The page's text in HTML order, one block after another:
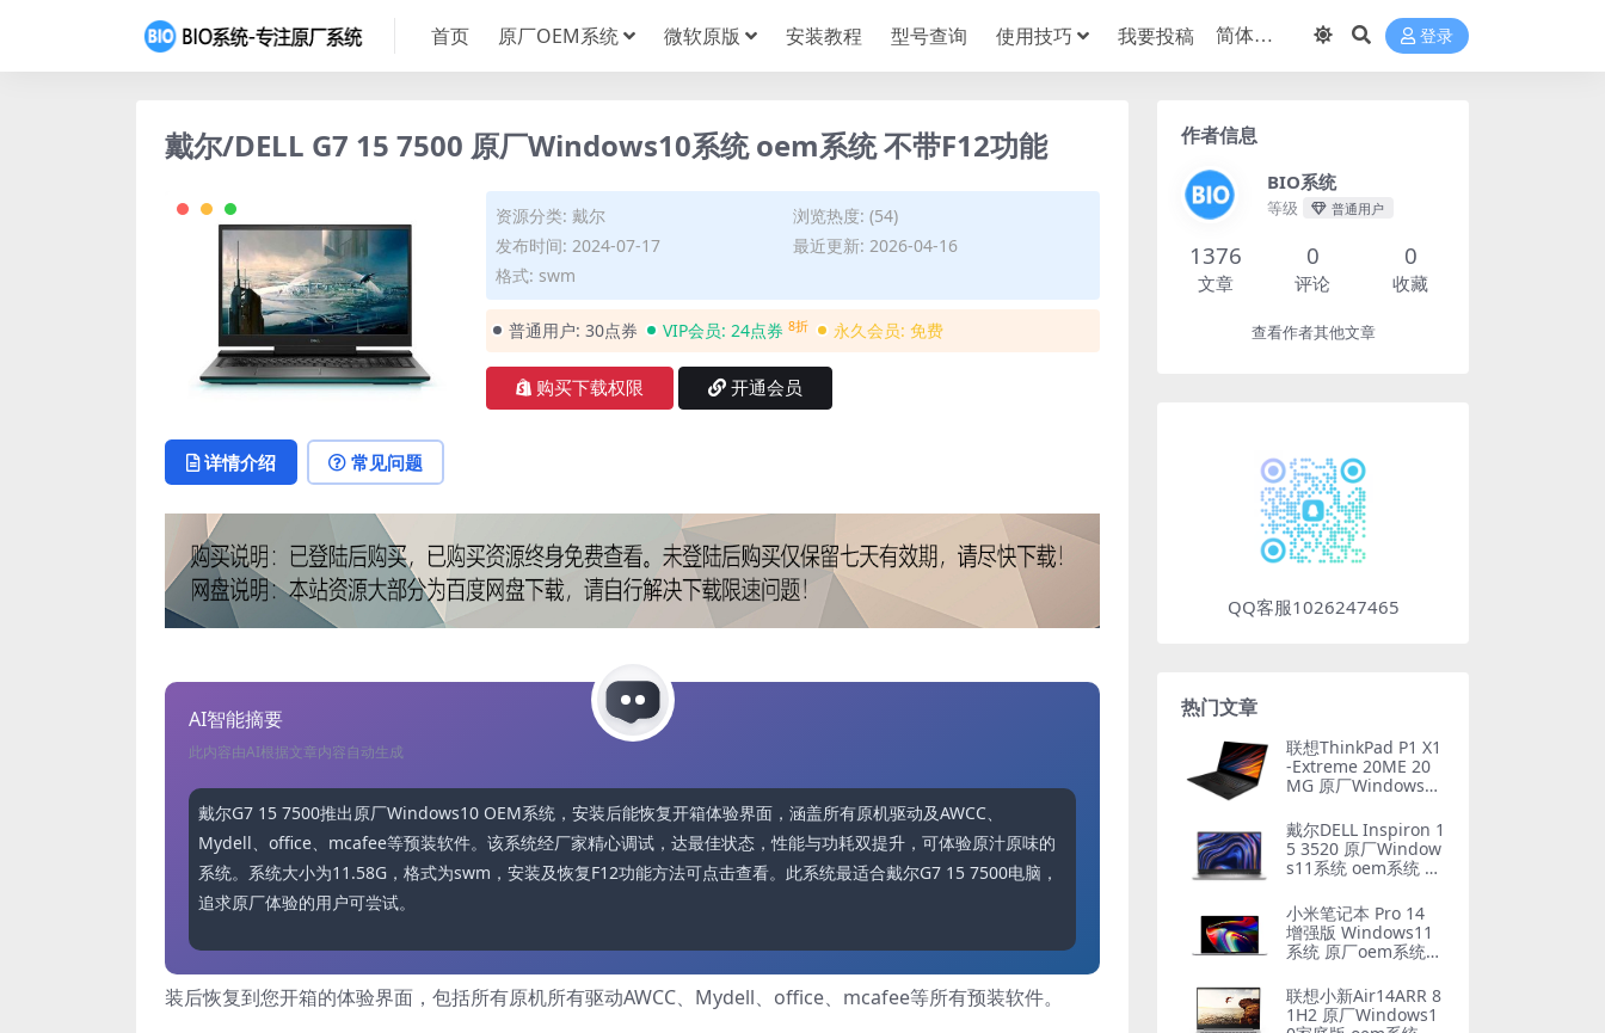
首页 原厂OEM系统 微软原版 安装教程 型号查询 使用技巧 我要投稿 登录
戴尔/DELL G7 15 7500 原厂Windows10系统 oem系统 不带F12功能
资源分类: 戴尔
浏览热度: (54)
发布时间: 2024-07-17
最近更新: 2026-04-16
格式: swm
普通用户: 30点券 VIP会员: 24点券 8折 永久会员: 免费
购买下载权限 开通会员
详情介绍 常见问题
AI智能摘要
此内容由AI根据文章内容自动生成
戴尔G7 15 7500推出原厂Windows10 OEM系统，安装后能恢复开箱体验界面，涵盖所有原机驱动及AWCC、
Mydell、office、mcafee等预装软件。该系统经厂家精心调试，达最佳状态，性能与功耗双提升，可体验原汁原味的
系统。系统大小为11.58G，格式为swm，安装及恢复F12功能方法可点击查看。此系统最适合戴尔G7 15 7500电脑，
追求原厂体验的用户可尝试。
装后恢复到您开箱的体验界面，包括所有原机所有驱动AWCC、Mydell、office、mcafee等所有预装软件。
作者信息
BIO系统
等级 普通用户
1376
文章
0
评论
0
收藏
查看作者其他文章
QQ客服1026247465
热门文章
联想ThinkPad P1 X1
-Extreme 20ME 20
MG 原厂Windows10
下载
戴尔DELL Inspiron 1
5 3520 原厂Window
s11系统 oem系统 不
小米笔记本 Pro 14
增强版 Windows11
系统 原厂oem系统镜
联想小新Air14ARR 8
1H2 原厂Windows1